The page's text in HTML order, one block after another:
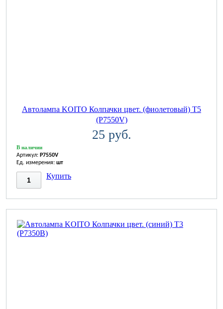
Автолампа KOITO Колпачки цвет. (фиолетовый) T5
(P7550V)
25 руб.
В наличии
Артикул: P7550V
Ед. измерения: шт
Купить